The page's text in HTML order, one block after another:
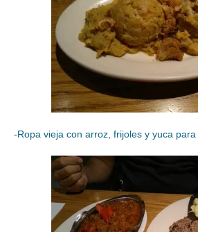
-Ropa vieja con arroz, frijoles y yuca para